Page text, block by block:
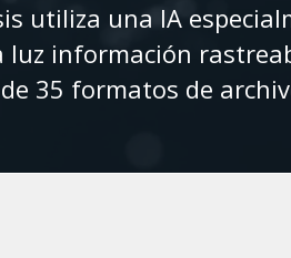
utiliza una IA
luz información
35 formatos de